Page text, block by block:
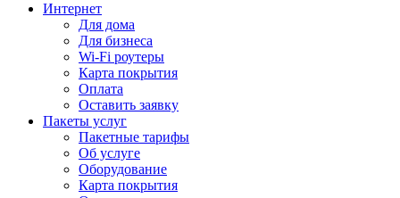
Интернет
Для дома
Для бизнеса
Wi-Fi роутеры
Карта покрытия
Оплата
Оставить заявку
Пакеты услуг
Пакетные тарифы
Об услуге
Оборудование
Карта покрытия